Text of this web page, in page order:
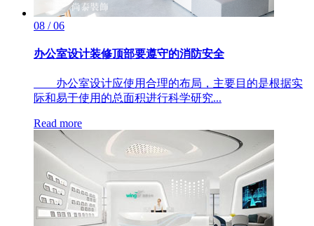
08 / 06
办公室设计装修顶部要遵守的消防安全
办公室设计应使用合理的布局，主要目的是根据实
际和易于使用的总面积进行科学研究...
Read more